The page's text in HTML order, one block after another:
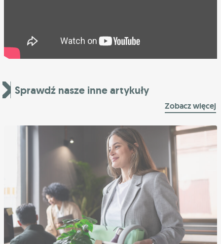
Sprawdź nasze inne artykuły
Zobacz więcej